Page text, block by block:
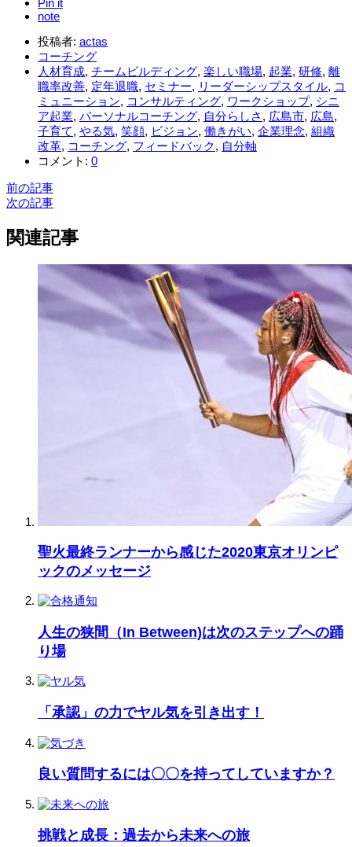
Pin it
note
投稿者: actas
コーチング
人材育成, チームビルディング, 楽しい職場, 起業, 研修, 離
職率改善, 定年退職, セミナー, リーダーシップスタイル, コ
ミュニーション, コンサルティング, ワークショップ, シニ
ア起業, パーソナルコーチング, 自分らしさ , 広島市, 広島,
子育て, やる気, 笑顔, ビジョン, 働きがい, 企業理念, 組織
改革, コーチング, フィードバック, 自分軸
コメント: 0
前の記事
次の記事
関連記事
聖火最終ランナーから感じた2020東京オリンピ
ックのメッセージ
人生の狭間（In Between)は次のステップへの踊
り場
「承認」の力でヤル気を引き出す！
良い質問するには〇〇を持ってしていますか？
挑戦と成長：過去から未来への旅